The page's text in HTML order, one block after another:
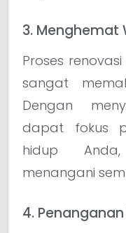
3. Menghemat
Proses
sangat
Dengan
dapat fokus
hidup
menangani
4.